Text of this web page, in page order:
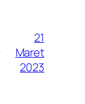
21
Maret
2023